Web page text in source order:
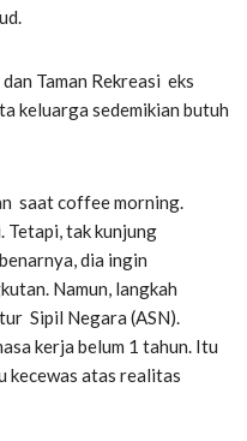
Taman Rekreasi eks
keluarga sedemikian butuh
saat coffee morning.
Tetapi, tak kunjung
dia ingin
Namun, langkah
Sipil Negara (ASN).
kerja belum 1 tahun. Itu
kecewas atas realitas